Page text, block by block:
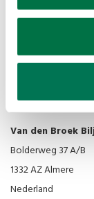
Van den Broek
Van den Broek
Bolderweg 37 A/B
1332 AZ Almere
Nederland